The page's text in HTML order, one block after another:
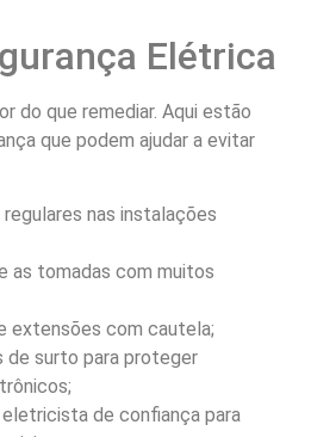
Elétrica
do que remediar. Aqui estão
que podem ajudar a evitar
nas instalações
as tomadas com muitos
extensões com cautela;
surto para proteger
de confiança para